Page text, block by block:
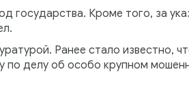
Кроме того, за
Ранее стало известно,
делу об особо крупном